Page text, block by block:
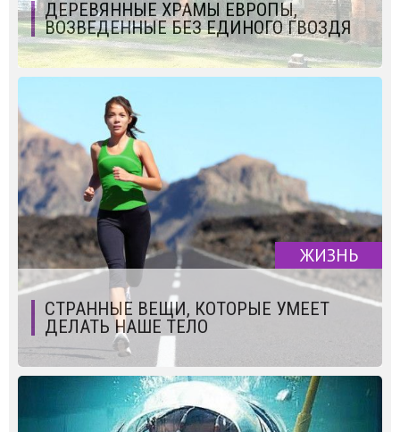
ДЕРЕВЯННЫЕ ХРАМЫ ЕВРОПЫ,
ВОЗВЕДЕННЫЕ БЕЗ ЕДИНОГО ГВОЗДЯ
ЖИЗНЬ
СТРАННЫЕ ВЕЩИ, КОТОРЫЕ УМЕЕТ
ДЕЛАТЬ НАШЕ ТЕЛО